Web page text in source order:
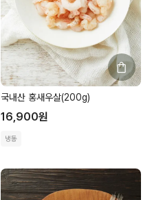
국내산 홍새우살(200g)
16,900원
냉동